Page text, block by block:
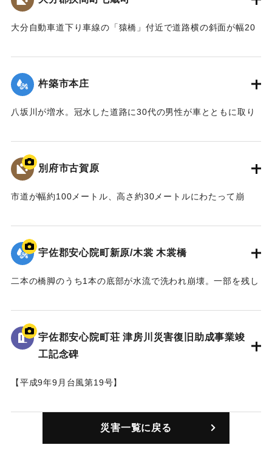
【出典：大分合同新聞 1997年9月17日朝刊21面】
大分自動車道下り車線の「猿橋」付近で道路横の斜面が幅20
た。
【出典：大分合同新聞 1997年9月17日朝刊21面】
｜固有コード:01064004
杵築市本庄
八坂川が増水。冠水した道路に30代の男性が車とともに取り
さかのぼってきた漁船が救助した。
【出典：大分合同新聞 1997年9月17日朝刊21面】
｜固有コード:
別府市古賀原
市道が幅約100メートル、高さ約30メートルにわたって崩
た。消防のレスキュー隊が約1時間半後に救出。70代の女性が
頭に軽いけがをした。乗用車は脱輪し、立ち往生していた。
【出典：大分合同新聞 1997年9月16日夕刊13面】
宇佐郡安心院町新原/木裳 木裳橋
二本の橋脚のうち1本の底部が水流で洗われ崩壊。一部を残し
線が通っていたため、電話回線が切れた。
【出典：大分合同新聞 1997年9月17日朝刊21面】
｜固有コード:01064001
宇佐郡安心院町荘 津房川災害復旧助成事業竣
工記念碑
【平成9年9月台風第19号】
（石碑１）
津房川災害復旧助成事業竣工記念碑 大分県知事 平松守彦
（石碑２）
災害一覧に戻る